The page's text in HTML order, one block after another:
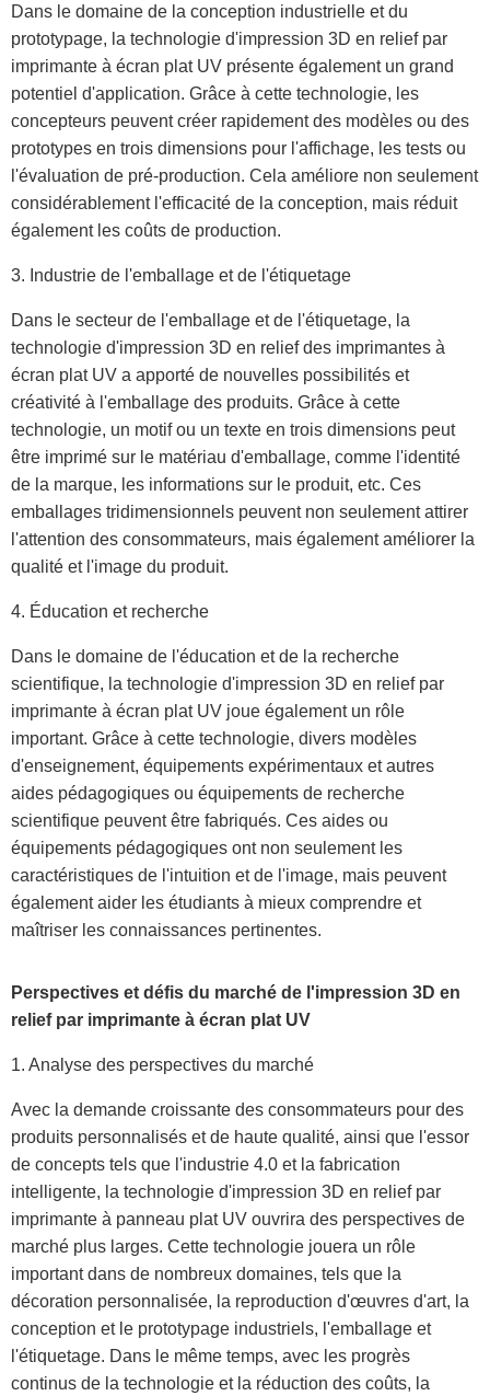
Dans le domaine de la conception industrielle et du
prototypage, la technologie d'impression 3D en relief par
imprimante à écran plat UV présente également un grand
potentiel d'application. Grâce à cette technologie, les
concepteurs peuvent créer rapidement des modèles ou des
prototypes en trois dimensions pour l'affichage, les tests ou
l'évaluation de pré-production. Cela améliore non seulement
considérablement l'efficacité de la conception, mais réduit
également les coûts de production.
3. Industrie de l'emballage et de l'étiquetage
Dans le secteur de l'emballage et de l'étiquetage, la
technologie d'impression 3D en relief des imprimantes à
écran plat UV a apporté de nouvelles possibilités et
créativité à l'emballage des produits. Grâce à cette
technologie, un motif ou un texte en trois dimensions peut
être imprimé sur le matériau d'emballage, comme l'identité
de la marque, les informations sur le produit, etc. Ces
emballages tridimensionnels peuvent non seulement attirer
l'attention des consommateurs, mais également améliorer la
qualité et l'image du produit.
4. Éducation et recherche
Dans le domaine de l'éducation et de la recherche
scientifique, la technologie d'impression 3D en relief par
imprimante à écran plat UV joue également un rôle
important. Grâce à cette technologie, divers modèles
d'enseignement, équipements expérimentaux et autres
aides pédagogiques ou équipements de recherche
scientifique peuvent être fabriqués. Ces aides ou
équipements pédagogiques ont non seulement les
caractéristiques de l'intuition et de l'image, mais peuvent
également aider les étudiants à mieux comprendre et
maîtriser les connaissances pertinentes.
Perspectives et défis du marché de l'impression 3D en
relief par imprimante à écran plat UV
1. Analyse des perspectives du marché
Avec la demande croissante des consommateurs pour des
produits personnalisés et de haute qualité, ainsi que l'essor
de concepts tels que l'industrie 4.0 et la fabrication
intelligente, la technologie d'impression 3D en relief par
imprimante à panneau plat UV ouvrira des perspectives de
marché plus larges. Cette technologie jouera un rôle
important dans de nombreux domaines, tels que la
décoration personnalisée, la reproduction d'œuvres d'art, la
conception et le prototypage industriels, l'emballage et
l'étiquetage. Dans le même temps, avec les progrès
continus de la technologie et la réduction des coûts, la